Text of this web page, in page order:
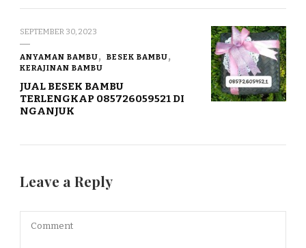
SEPTEMBER 30, 2023
ANYAMAN BAMBU
BESEK BAMBU
KERAJINAN BAMBU
JUAL BESEK BAMBU
TERLENGKAP 085726059521 DI
NGANJUK
Leave a Reply